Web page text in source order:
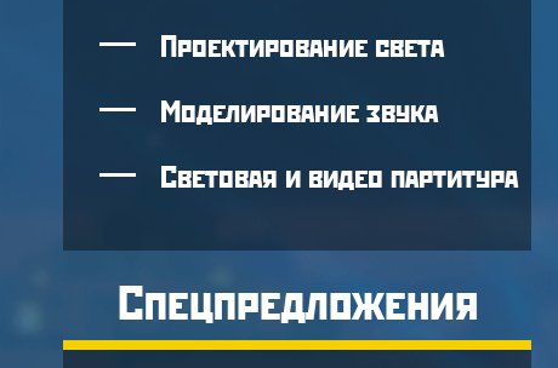
Проектирование света
Моделирование звука
Световая и видео партитура
Спецпредложения